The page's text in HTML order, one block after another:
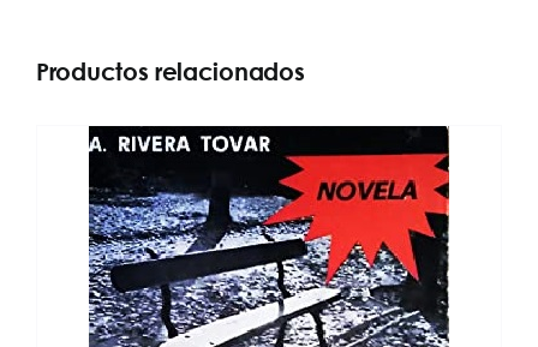
Productos relacionados